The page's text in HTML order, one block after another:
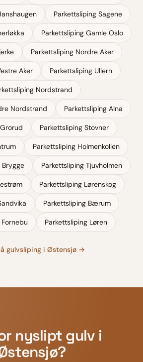
Parkettsliping Sagene
Parkettsliping Gamle Oslo
Parkettsliping Nordre Aker
Aker Parkettsliping Ullern
Nordstrand
Nordstrand Parkettsliping Alna
Grorud Parkettsliping Stovner
Parkettsliping Holmenkollen
Brygge Parkettsliping Tjuvholmen
Parkettsliping Lørenskog
Parkettsliping Bærum
Fornebu Parkettsliping Løren
gulvslipingi Østensjø→
nyslipt gulv i
?